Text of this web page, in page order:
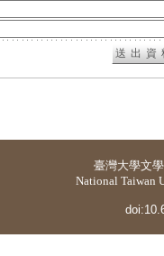
臺灣大學文
National Taiwan